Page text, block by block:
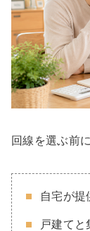
回線を選ぶ前
自宅が提
戸建て